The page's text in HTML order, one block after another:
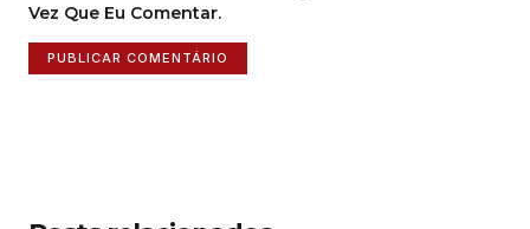
Vez Que Eu Comentar.